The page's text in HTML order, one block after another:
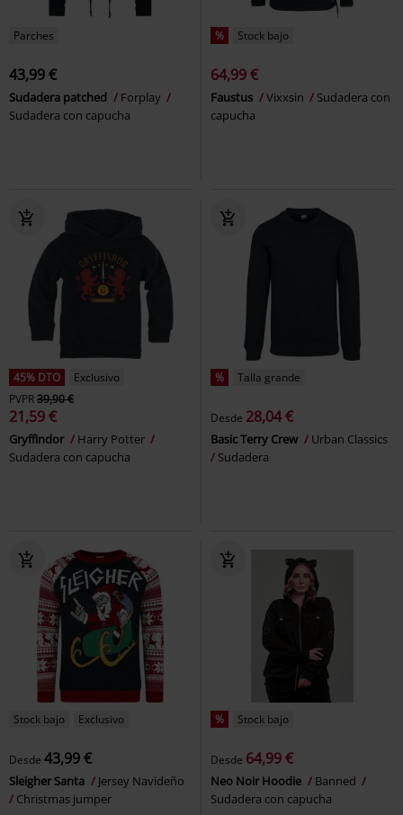
Parches
43,99 €
Sudadera patched
Forplay
Sudadera con capucha
% Stock bajo
64,99 €
Faustus Vixxsin
Sudadera con
capucha
45% DTO
Exclusivo
PVPR39,90 €
21,59 €
Gryffindor
Harry Potter
Sudadera con capucha
% Talla grande
Desde 28,04 €
Basic Terry Crew
Urban Classics
Sudadera
Stock bajo Exclusivo
Desde 43,99 €
Sleigher Santa
Jersey Navideño
Christmas jumper
% Stock bajo
Desde 64,99 €
Neo Noir Hoodie
Banned
Sudadera con capucha